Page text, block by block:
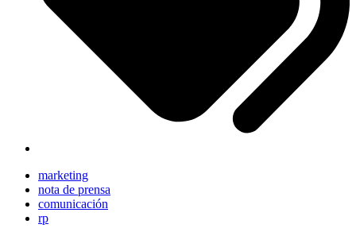
marketing
nota de prensa
comunicación
rp